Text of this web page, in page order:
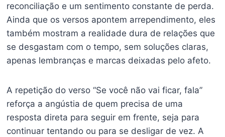
reconciliação e um sentimento constante de perda.
Ainda que os versos apontem arrependimento, eles
também mostram a realidade dura de relações que
se desgastam com o tempo, sem soluções claras,
apenas lembranças e marcas deixadas pelo afeto.
A repetição do verso “Se você não vai ficar, fala”
reforça a angústia de quem precisa de uma
resposta direta para seguir em frente, seja para
continuar tentando ou para se desligar de vez. A